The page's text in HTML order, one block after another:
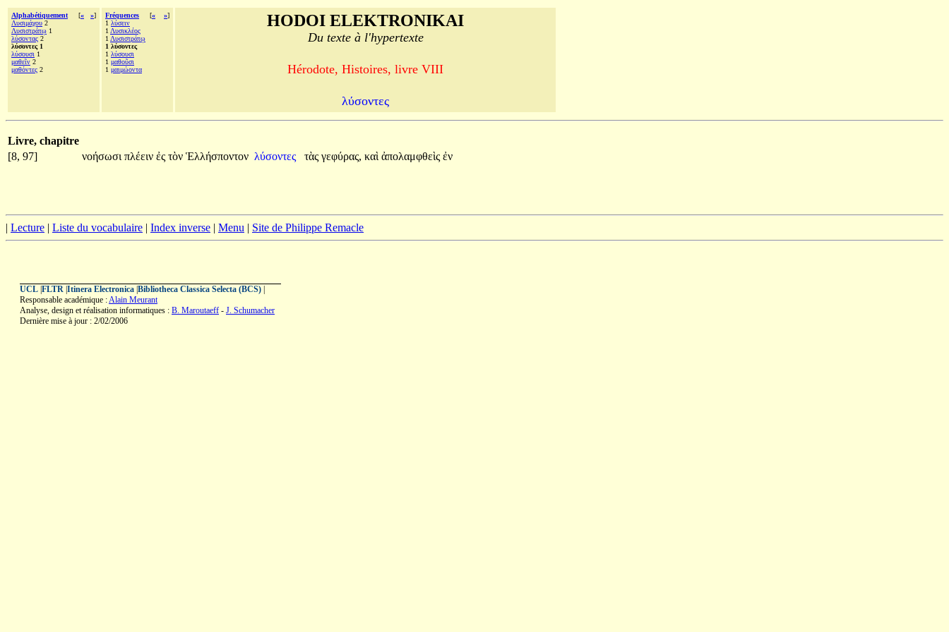
Alphabétiquement [« »]
Λυσιμάχου 2
Λυσιστράτῳ 1
λύσοντας 2
λύσοντες 1
λύσουσι 1
μαθεῖν 2
μαθόντες 2
Fréquences [« »]
1 λύσειν
1 Λυσικλέος
1 Λυσιστράτῳ
1 λύσοντες
1 λύσουσι
1 μαθοῦσι
1 μαιμώοντα
HODOI ELEKTRONIKAI
Du texte à l'hypertexte
Hérodote, Histoires, livre VIII
λύσοντες
Livre, chapitre
[8, 97]
νοήσωσι πλέειν ἐς τὸν Ἑλλήσποντον λύσοντες τὰς γεφύρας, καὶ ἀπολαμφθεὶς ἐν
| Lecture | Liste du vocabulaire | Index inverse | Menu | Site de Philippe Remacle
UCL FLTR Itinera Electronica Bibliotheca Classica Selecta (BCS)
Responsable académique :Alain Meurant
Analyse, design et réalisation informatiques : B. Maroutaeff - J. Schumacher
Dernière mise à jour : 2/02/2006